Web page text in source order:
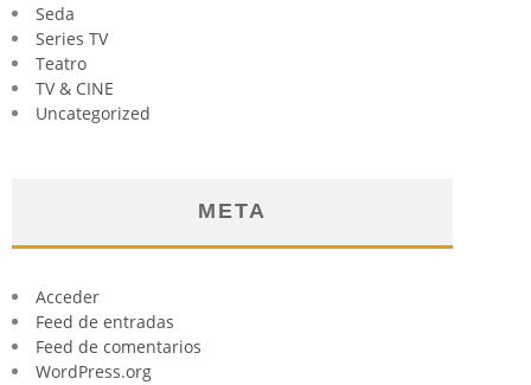
Seda
Series TV
Teatro
TV & CINE
Uncategorized
META
Acceder
Feed de entradas
Feed de comentarios
WordPress.org